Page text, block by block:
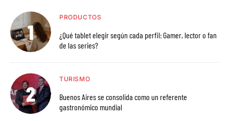
PRODUCTOS
¿Qué tablet elegir según cada perfil: Gamer, lector o fan
de las series?
TURISMO
Buenos Aires se consolida como un referente
gastronómico mundial